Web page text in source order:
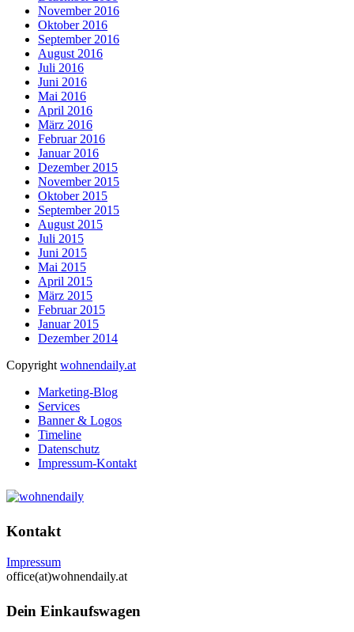
November 2016
Oktober 2016
September 2016
August 2016
Juli 2016
Juni 2016
Mai 2016
April 2016
März 2016
Februar 2016
Januar 2016
Dezember 2015
November 2015
Oktober 2015
September 2015
August 2015
Juli 2015
Juni 2015
Mai 2015
April 2015
März 2015
Februar 2015
Januar 2015
Dezember 2014
Copyright wohnendaily.at
Marketing-Blog
Services
Banner & Logos
Timeline
Datenschutz
Impressum-Kontakt
Kontakt
Impressum
office(at)wohnendaily.at
Dein Einkaufswagen